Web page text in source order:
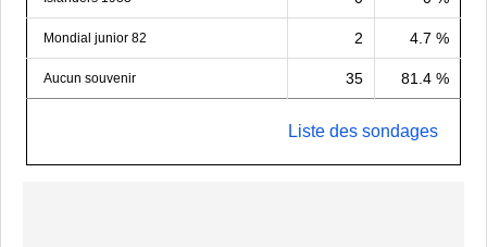
Mondial junior 82 2 4.7 %
Aucun souvenir 35 81.4 %
Liste des sondages